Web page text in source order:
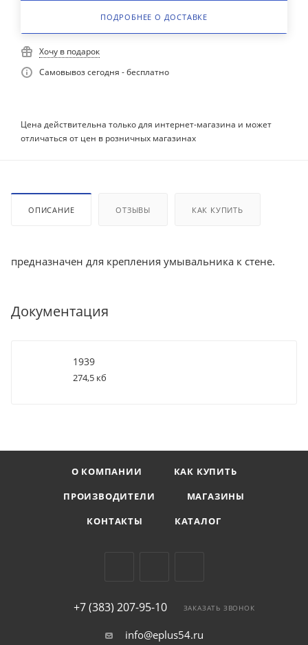
ПОДРОБНЕЕ О ДОСТАВКЕ
Хочу в подарок
Самовывоз сегодня - бесплатно
Цена действительна только для интернет-магазина и может
отличаться от цен в розничных магазинах
ОПИСАНИЕ ОТЗЫВЫ КАК КУПИТЬ
предназначен для крепления умывальника к стене.
Документация
1939
274,5 кб
О КОМПАНИИ
КАК КУПИТЬ
ПРОИЗВОДИТЕЛИ
МАГАЗИНЫ
КОНТАКТЫ
КАТАЛОГ
+7 (383) 207-95-10 ЗАКАЗАТЬ ЗВОНОК
info@eplus54.ru